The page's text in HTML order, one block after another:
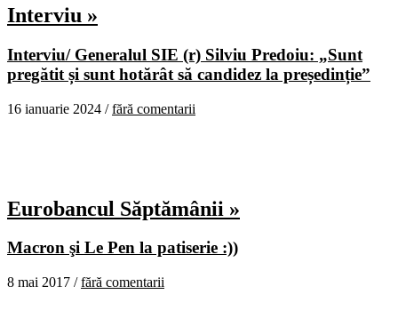
Interviu »
Interviu/ Generalul SIE (r) Silviu Predoiu: „Sunt
pregătit și sunt hotărât să candidez la președinție”
16 ianuarie 2024 /fără comentarii
Eurobancul Săptămânii »
Macron şi Le Pen la patiserie :))
8 mai 2017 /fără comentarii